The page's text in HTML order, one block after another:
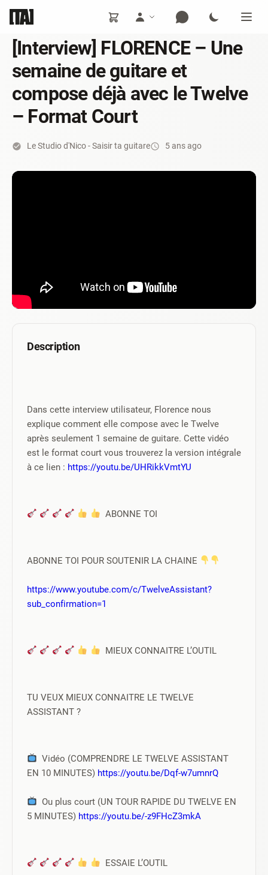
[Interview] FLORENCE – Une
semaine de guitare et
compose déjà avec le Twelve
– Format Court
Le Studio d'Nico - Saisir ta guitare 5 ans ago
Description
Dans cette interview utilisateur, Florence nous
explique comment elle compose avec le Twelve
après seulement 1 semaine de guitare. Cette vidéo
est le format court vous trouverez la version intégrale
à ce lien : https://youtu.be/UHRikkVmtYU
  ABONNE TOI
ABONNE TOI POUR SOUTENIR LA CHAINE
https://www.youtube.com/c/TwelveAssistant?
sub_confirmation=1
  MIEUX CONNAITRE L’OUTIL
TU VEUX MIEUX CONNAITRE LE TWELVE
ASSISTANT ?
  Vidéo (COMPRENDRE LE TWELVE ASSISTANT
EN 10 MINUTES) https://youtu.be/Dqf-w7umnrQ
  Ou plus court (UN TOUR RAPIDE DU TWELVE EN
5 MINUTES) https://youtu.be/-z9FHcZ3mkA
  ESSAIE L’OUTIL